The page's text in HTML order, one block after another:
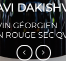
GÉORGIEN /
ROUGE SEC